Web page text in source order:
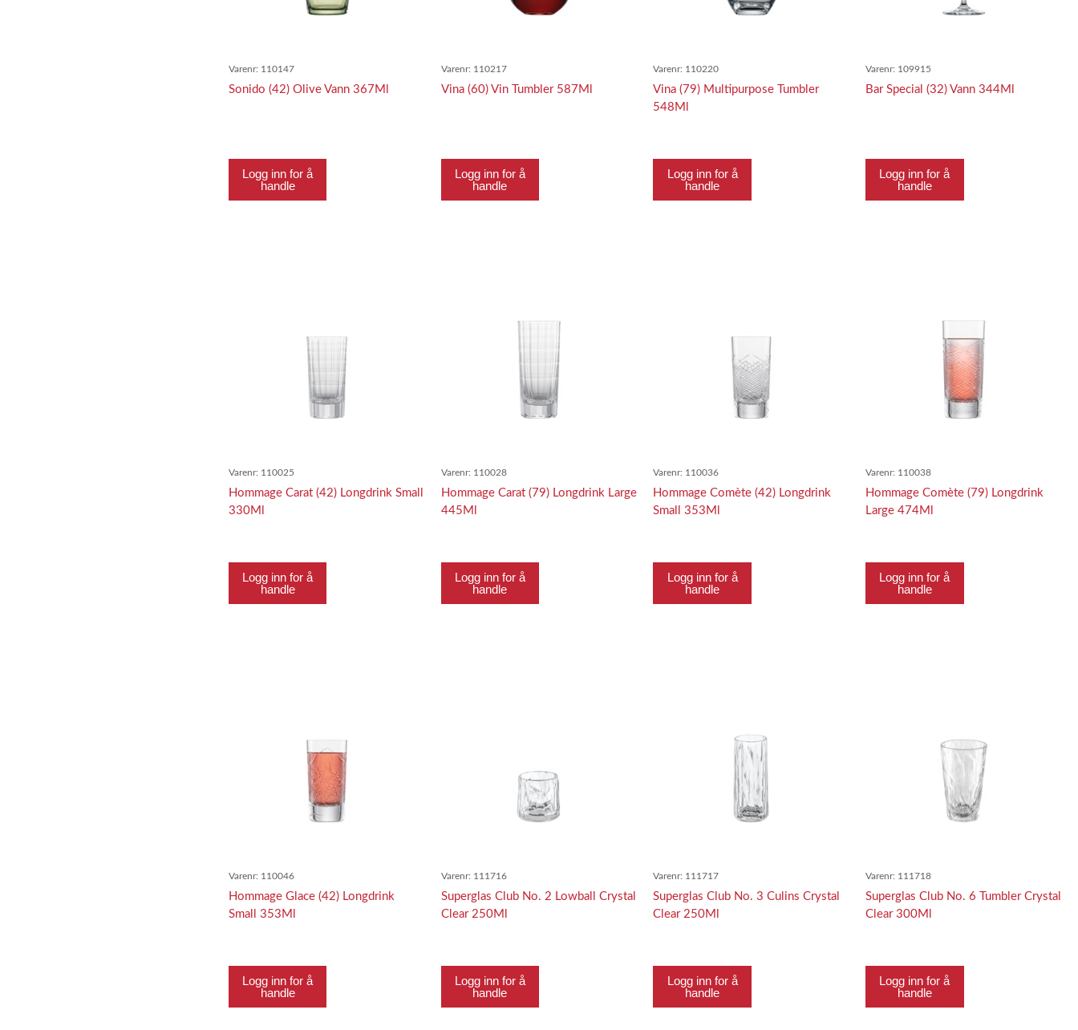
Varenr: 110147
Sonido (42) Olive Vann 367Ml
Logg inn for å
handle
Varenr: 110217
Vina (60) Vin Tumbler 587Ml
Logg inn for å
handle
Varenr: 110220
Vina (79) Multipurpose Tumbler
548Ml
Logg inn for å
handle
Varenr: 109915
Bar Special (32) Vann 344Ml
Logg inn for å
handle
Varenr: 110025
Hommage Carat (42) Longdrink Small
330Ml
Logg inn for å
handle
Varenr: 110028
Hommage Carat (79) Longdrink Large
445Ml
Logg inn for å
handle
Varenr: 110036
Hommage Comète (42) Longdrink
Small 353Ml
Logg inn for å
handle
Varenr: 110038
Hommage Comète (79) Longdrink
Large 474Ml
Logg inn for å
handle
Varenr: 110046
Hommage Glace (42) Longdrink
Small 353Ml
Logg inn for å
handle
Varenr: 111716
Superglas Club No. 2 Lowball Crystal
Clear 250Ml
Logg inn for å
handle
Varenr: 111717
Superglas Club No. 3 Culins Crystal
Clear 250Ml
Logg inn for å
handle
Varenr: 111718
Superglas Club No. 6 Tumbler Crystal
Clear 300Ml
Logg inn for å
handle